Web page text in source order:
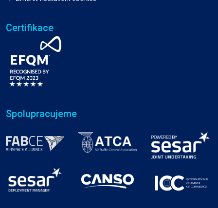
Certifikace
Spolupracujeme